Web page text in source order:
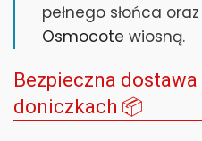
pełnego słońca
Osmocote wiosną.
Bezpieczna
doniczkach 📦